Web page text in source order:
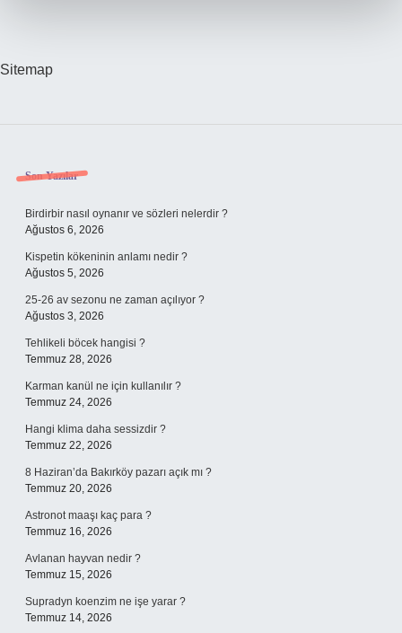
Sitemap
Sidebar
Son Yazılar
Birdirbir nasıl oynanır ve sözleri nelerdir ?
Ağustos 6, 2026
Kispetin kökeninin anlamı nedir ?
Ağustos 5, 2026
25-26 av sezonu ne zaman açılıyor ?
Ağustos 3, 2026
Tehlikeli böcek hangisi ?
Temmuz 28, 2026
Karman kanül ne için kullanılır ?
Temmuz 24, 2026
Hangi klima daha sessizdir ?
Temmuz 22, 2026
8 Haziran’da Bakırköy pazarı açık mı ?
Temmuz 20, 2026
Astronot maaşı kaç para ?
Temmuz 16, 2026
Avlanan hayvan nedir ?
Temmuz 15, 2026
Supradyn koenzim ne işe yarar ?
Temmuz 14, 2026